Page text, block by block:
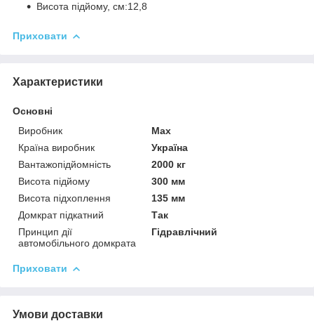
Висота підйому, см:12,8
Приховати
Характеристики
Основні
Виробник
Max
Країна виробник
Україна
Вантажопідйомність
2000 кг
Висота підйому
300 мм
Висота підхоплення
135 мм
Домкрат підкатний
Так
Принцип дії
автомобільного домкрата
Гідравлічний
Приховати
Умови доставки